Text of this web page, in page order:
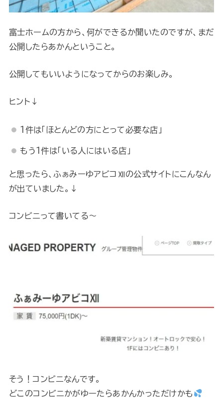
富士ホームの方から、何ができるか聞いたのですが、まだ
公開したらあかんということ。
公開してもいいようになってからのお楽しみ。
ヒント↓
1件は「ほとんどの方にとって必要な店」
もう1件は「いる人にはいる店」
と思ったら、ふぁみーゆアビコⅫの公式サイトにこんなん
が出ていました。↓
コンビニって書いてる～
そう！コンビニなんです。
どこのコンビニかがゆーたらあかんかっただけかも